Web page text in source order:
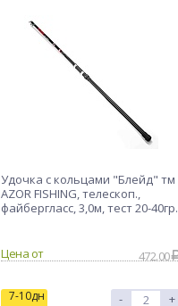
Удочка с кольцами "Блейд" тм
AZOR FISHING, телескоп.,
файбергласс, 3,0м, тест 20-40гр.
Цена от 472.00
7-10дн - +